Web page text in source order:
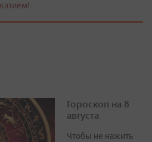
Гороскоп на 8
августа
Чтобы не нажить